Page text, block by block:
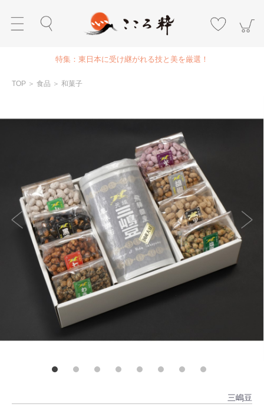
特集：東日本に受け継がれる技と美を厳選！
TOP ＞ 食品 ＞ 和菓子
三嶋豆